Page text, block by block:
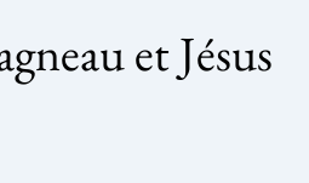
et Jésus